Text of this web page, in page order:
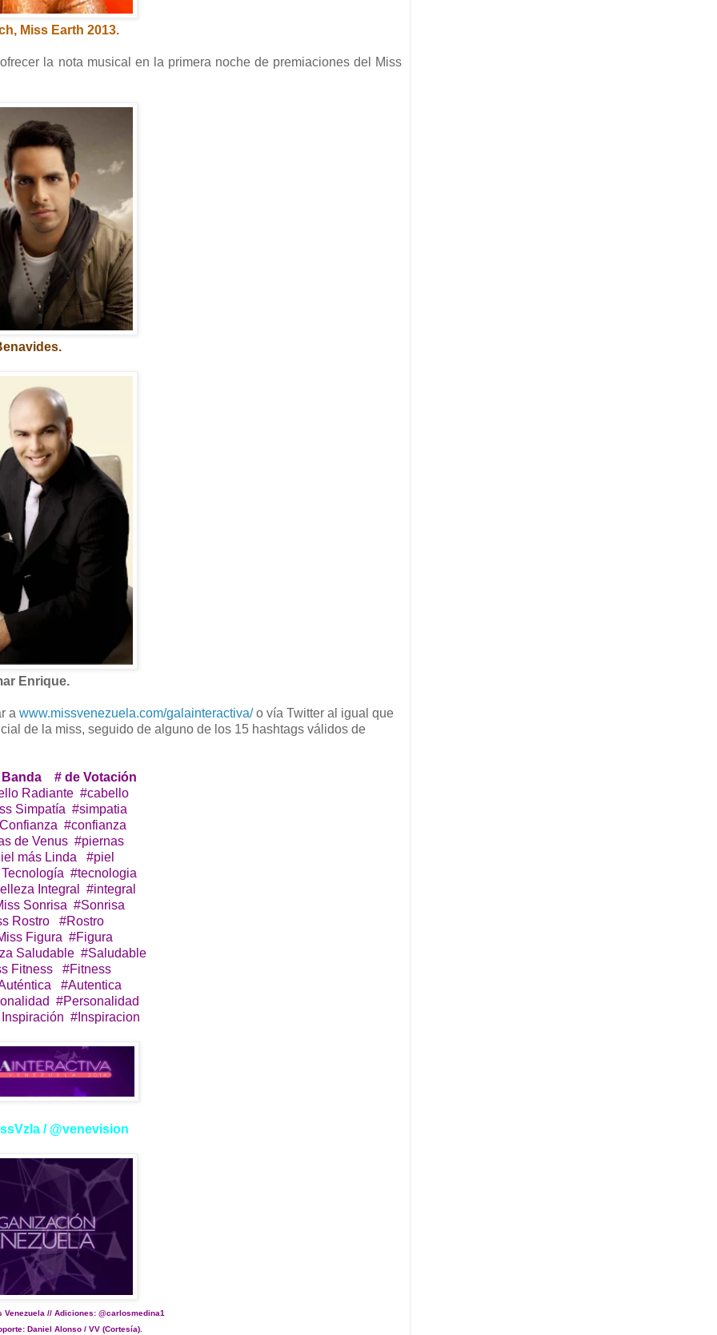
Miss Earth 2013.
la nota musical en la primera noche de premiaciones del Miss
Enrique.
a www.missvenezuela.com/galainteractiva/o vía Twitter al igual que
de la miss, seguido de alguno de los 15 hashtags válidos de
# de Votación
Radiante #cabello
#simpatia
#confianza
de Venus #piernas
más Linda #piel
#tecnologia
Integral #integral
Sonrisa #Sonrisa
Rostro #Rostro
Figura #Figura
Saludable #Saludable
Fitness #Fitness
#Autentica
#Personalidad
#Inspiracion
/ @venevision
Venezuela // Adiciones: @carlosmedina1
Daniel Alonso / VV (Cortesía).